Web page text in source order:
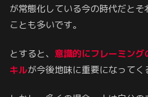
が常態化している今の時代だと
ことも多いです。
とすると、 意識的にフレーミン
キルが今後地味に重要になってく